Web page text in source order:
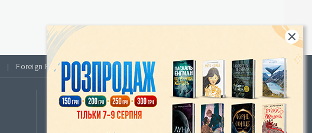
| Foreign Rights |
Інтернет-магазин «Видавництво Богдан»:
46018, м. Тернопіль, А/С 529